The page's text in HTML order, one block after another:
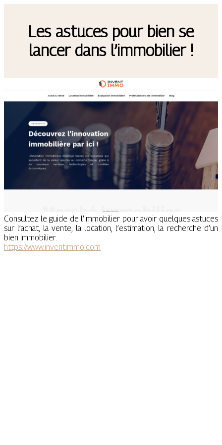
Les astuces pour bien se
lancer dans l’immobilier !
Consultez le guide de l’immobilier pour avoir quelques astuces
sur l’achat, la vente, la location, l’estimation, la recherche d’un
bien immobilier.
https://www.inventimmo.com